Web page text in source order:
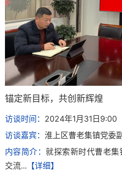
锚定新目标，共创新辉煌
访谈时间： 2024年1月31日9:00
访谈嘉宾： 淮上区曹老集镇党委
内容简介：就探索新时代曹老
交流... 【详细】